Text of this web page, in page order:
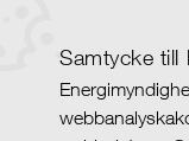
Samtycke till